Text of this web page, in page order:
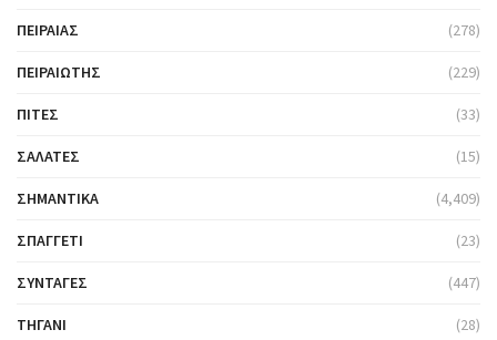
ΠΕΙΡΑΙΆΣ (278)
ΠΕΙΡΑΙΏΤΗΣ (229)
ΠΊΤΕΣ (33)
ΣΑΛΆΤΕΣ (15)
ΣΗΜΑΝΤΙΚΆ (4,409)
ΣΠΑΓΓΈΤΙ (23)
ΣΥΝΤΑΓΈΣ (447)
ΤΗΓΆΝΙ (28)